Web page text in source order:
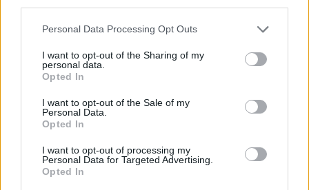
Personal Data Processing Opt Outs
I want to opt-out of the Sharing of my
personal data.
Opted In
I want to opt-out of the Sale of my
Personal Data.
Opted In
I want to opt-out of processing my
Personal Data for Targeted Advertising.
Opted In